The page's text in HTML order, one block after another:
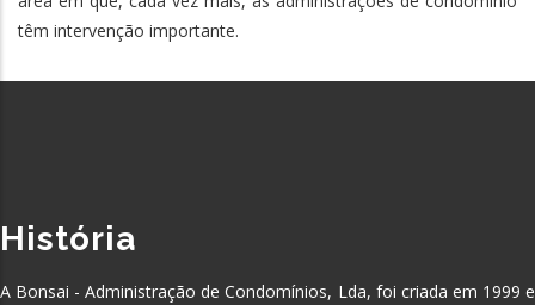
têm intervenção importante.
História
A Bonsai - Administração de Condomínios, Lda, foi criada em 1999 e